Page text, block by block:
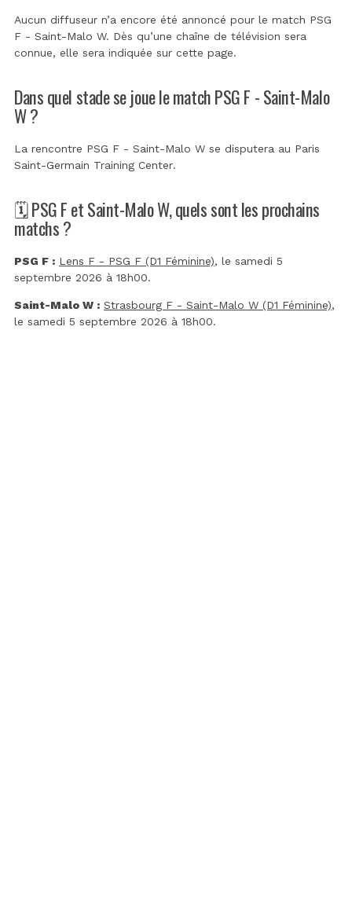
Aucun diffuseur n’a encore été annoncé pour le match PSG
F - Saint-Malo W. Dès qu’une chaîne de télévision sera
connue, elle sera indiquée sur cette page.
Dans quel stade se joue le match PSG F - Saint-Malo
W ?
La rencontre PSG F - Saint-Malo W se disputera au Paris
Saint-Germain Training Center.
🗓️ PSG F et Saint-Malo W, quels sont les prochains
matchs ?
PSG F : Lens F - PSG F (D1 Féminine), le samedi 5
septembre 2026 à 18h00.
Saint-Malo W : Strasbourg F - Saint-Malo W (D1 Féminine),
le samedi 5 septembre 2026 à 18h00.